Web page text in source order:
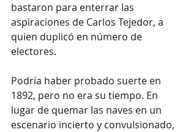
bastaron para enterrar las
aspiraciones de Carlos Tejedor, a
quien duplicó en número de
electores.
Podría haber probado suerte en
1892, pero no era su tiempo. En
lugar de quemar las naves en un
escenario incierto y convulsionado,